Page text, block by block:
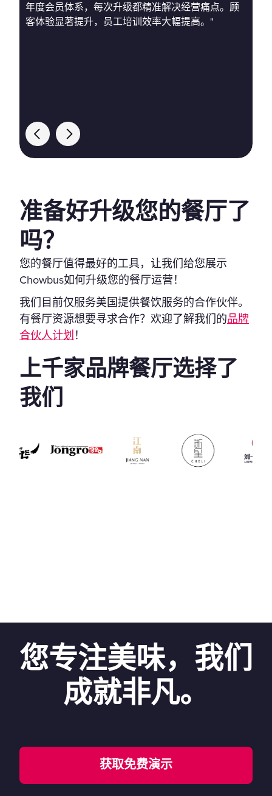
年度会员体系，每次升级都精准解决经营痛点。顾
客体验显著提升，员工培训效率大幅提高。"
准备好升级您的餐厅了
吗？
您的餐厅值得最好的工具，让我们给您展示
Chowbus如何升级您的餐厅运营！
我们目前仅服务美国提供餐饮服务的合作伙伴。
有餐厅资源想要寻求合作？欢迎了解我们的品牌
合伙人计划 ！
上千家品牌餐厅选择了
我们
您专注美味，我们
成就非凡。
获取免费演示